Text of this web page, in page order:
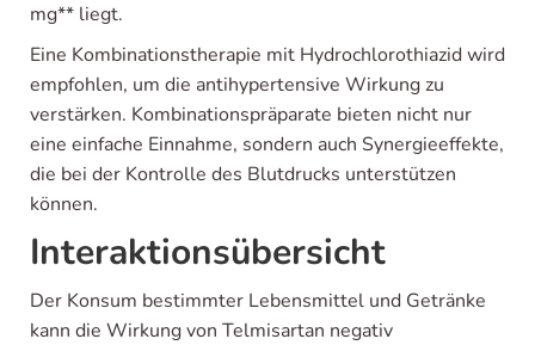
mg** liegt.
Eine Kombinationstherapie mit Hydrochlorothiazid wird
empfohlen, um die antihypertensive Wirkung zu
verstärken. Kombinationspräparate bieten nicht nur
eine einfache Einnahme, sondern auch Synergieeffekte,
die bei der Kontrolle des Blutdrucks unterstützen
können.
Interaktionsübersicht
Der Konsum bestimmter Lebensmittel und Getränke
kann die Wirkung von Telmisartan negativ